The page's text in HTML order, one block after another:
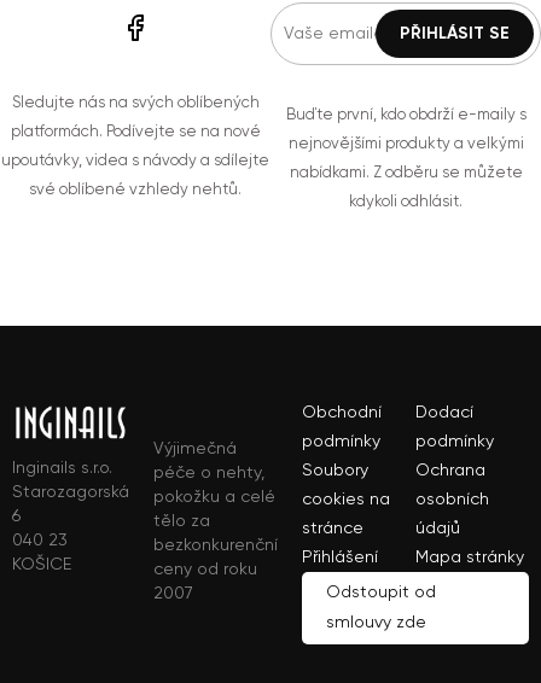
Sledujte nás na svých oblíbených
platformách. Podívejte se na nové
upoutávky, videa s návody a sdílejte
své oblíbené vzhledy nehtů.
Buďte první, kdo obdrží e-maily s
nejnovějšími produkty a velkými
nabídkami. Z odběru se můžete
kdykoli odhlásit.
Inginails s.r.o.
Starozagorská
6
040 23
KOŠICE
Výjimečná
péče o nehty,
pokožku a celé
tělo za
bezkonkurenční
ceny od roku
2007
Obchodní
podmínky
Dodací
podmínky
Soubory
cookies na
stránce
Ochrana
osobních
údajů
Přihlášení
Mapa stránky
Odstoupit od
smlouvy zde